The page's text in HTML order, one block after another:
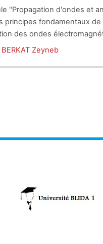
"Propagation d'ondes et
principes fondamentaux de
des ondes
Il aborde les différents
de l'environnement sur le
patchs,
BERKAT Zeyneb